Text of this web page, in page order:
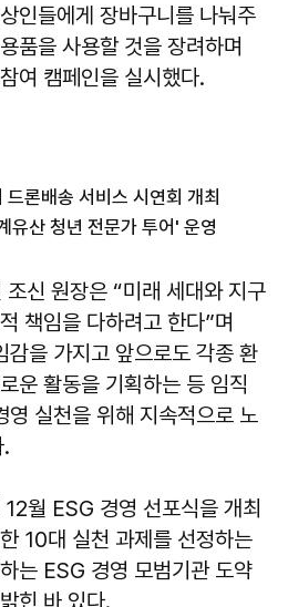
인들에게 장바구니를 나눠주
품을 사용할 것을 장려하며
여 캠페인을 실시했다.
론배송 서비스 시연회 개최
유산 청년 전문가 투어' 운영
신 원장은 “미래 세대와 지구
책임을 다하려고 한다”며
감을 가지고 앞으로도 각종 환
운 활동을 기획하는 등 임직
실천을 위해 지속적으로 노
월 ESG 경영 선포식을 개최
10대 실천 과제를 선정하는
는 ESG 경영 모범기관 도약
힌 바 있다.